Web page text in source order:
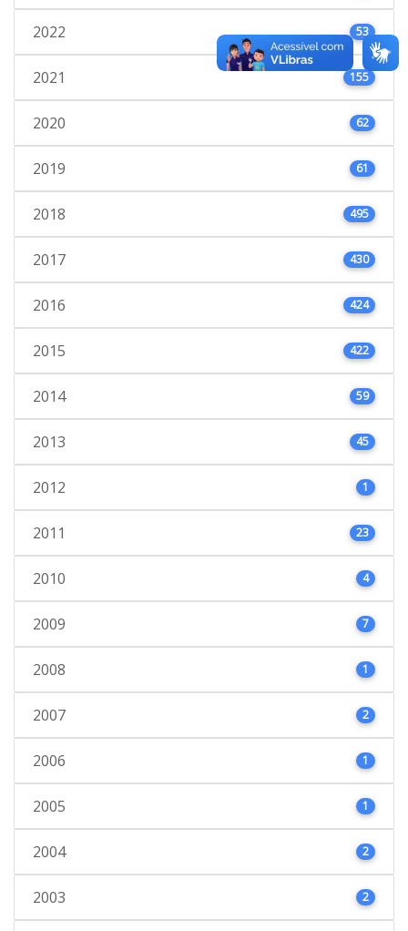
2022 53
2021 155
2020 62
2019 61
2018 495
2017 430
2016 424
2015 422
2014 59
2013 45
2012 1
2011 23
2010 4
2009 7
2008 1
2007 2
2006 1
2005 1
2004 2
2003 2